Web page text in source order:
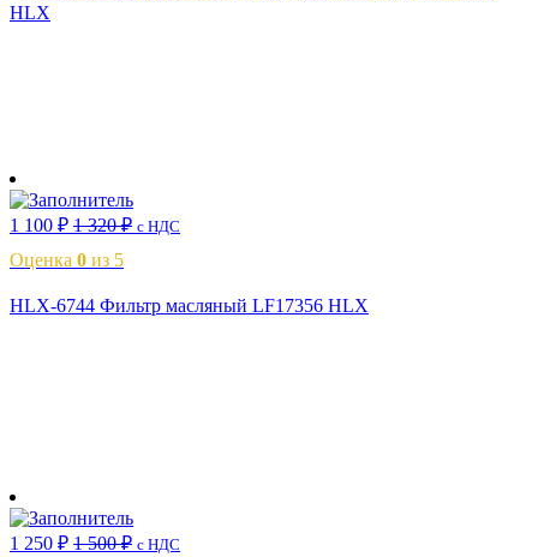
HLX
1 100 ₽ 1 320₽ с НДС
Оценка 0 из 5
HLX-6744 Фильтр масляный LF17356 HLX
1 250 ₽ 1 500₽ с НДС